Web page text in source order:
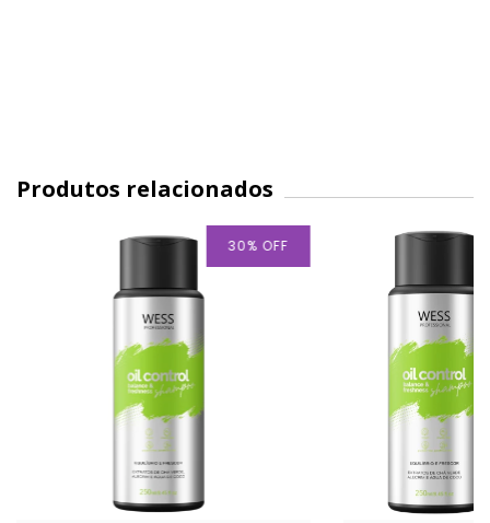
Produtos relacionados
30% OFF